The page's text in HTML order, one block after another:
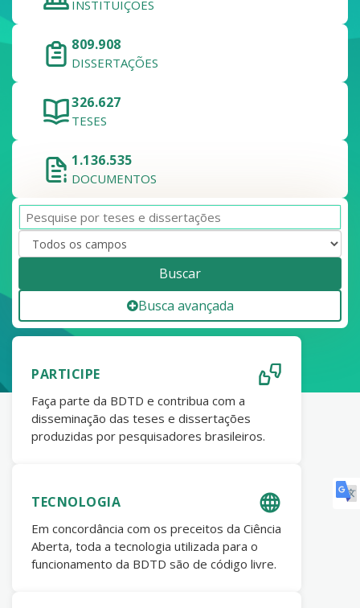
INSTITUIÇÕES
809.908
DISSERTAÇÕES
326.627
TESES
1.136.535
DOCUMENTOS
Buscar
Busca avançada
PARTICIPE
Faça parte da BDTD e contribua com a
disseminação das teses e dissertações
produzidas por pesquisadores brasileiros.
TECNOLOGIA
Em concordância com os preceitos da Ciência
Aberta, toda a tecnologia utilizada para o
funcionamento da BDTD são de código livre.